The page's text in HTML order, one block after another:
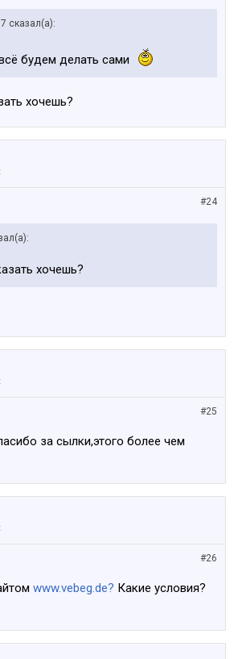
сказал(а):
будем делать сами
хочешь?
#24
хочешь?
#25
за сылки,этого более чем
#26
www.vebeg.de? Какие условия?